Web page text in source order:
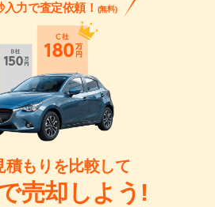
入力で査定依頼！ (無料)
積もりを比較して
売却しよう!